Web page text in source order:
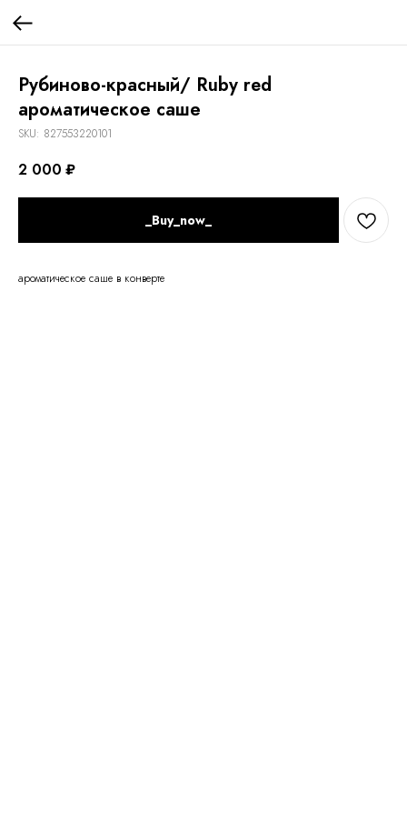
Рубиново-красный/ Ruby red
ароматическое саше
SKU: 827553220101
2 000 ₽
_Buy_now_
ароматическое саше в конверте